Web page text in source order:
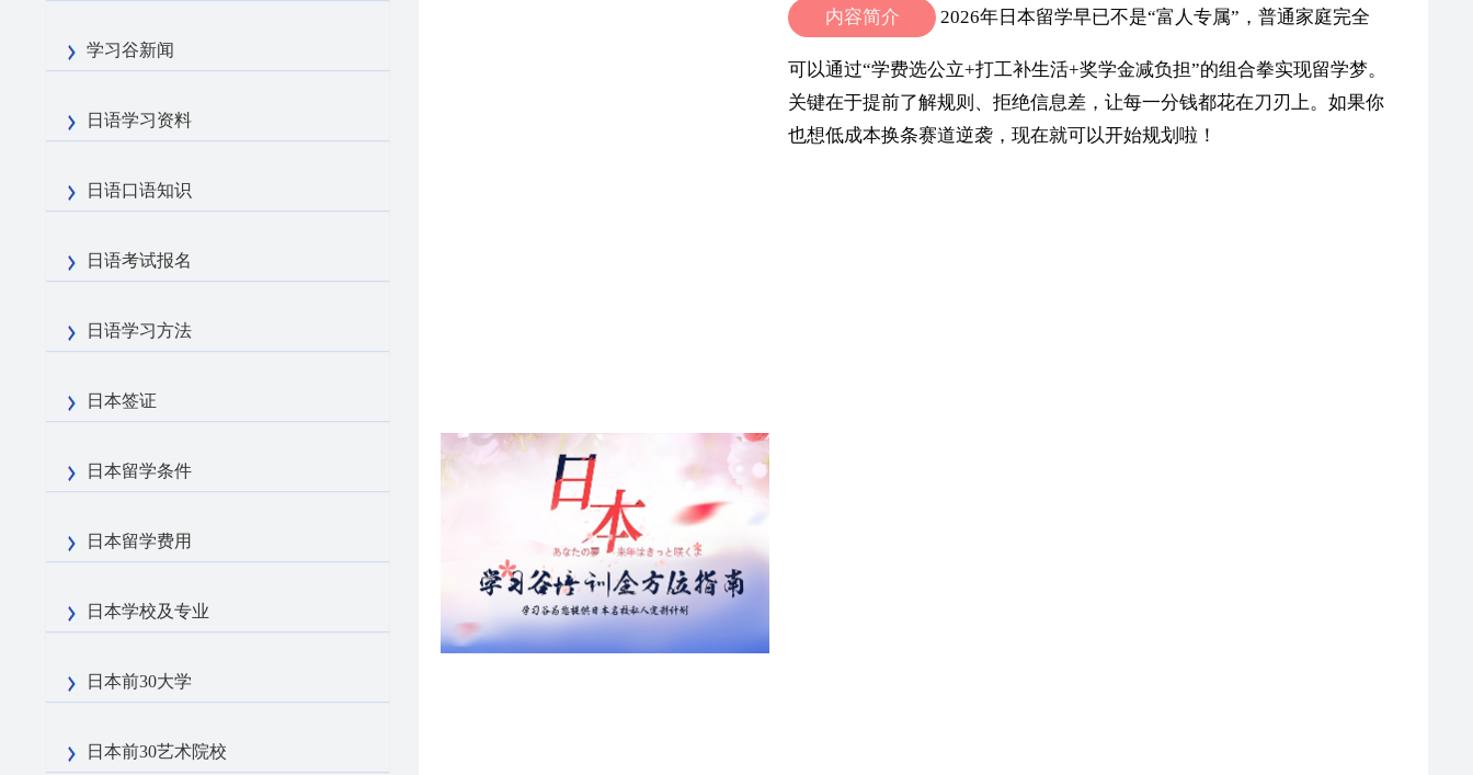
学习谷新闻
日语学习资料
日语口语知识
日语考试报名
日语学习方法
日本签证
日本留学条件
日本留学费用
日本学校及专业
日本前30大学
日本前30艺术院校
内容简介 2026年日本留学早已不是“富人专属”，普通家庭完全
可以通过“学费选公立+打工补生活+奖学金减负担”的组合拳实现留学梦。
关键在于提前了解规则、拒绝信息差，让每一分钱都花在刀刃上。如果你
也想低成本换条赛道逆袭，现在就可以开始规划啦！